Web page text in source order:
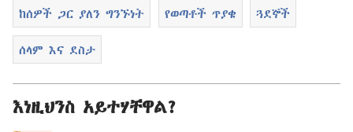
ከሰዎች ጋር ያለን ግንኙነት የወጣቶች ጥያቄ ጓደኞች
ሰላም እና ደስታ
እነዚህንስ አይተሃቸዋል?